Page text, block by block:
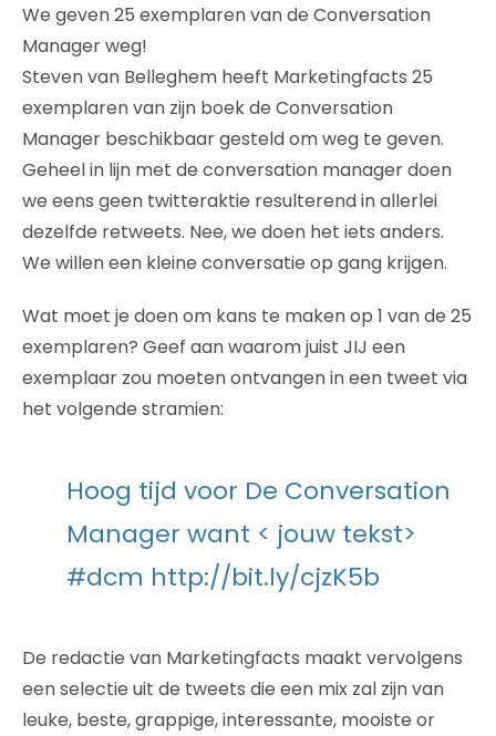
We geven 25 exemplaren van de Conversation
Manager weg!
Steven van Belleghem heeft Marketingfacts 25
exemplaren van zijn boek de Conversation
Manager beschikbaar gesteld om weg te geven.
Geheel in lijn met de conversation manager doen
we eens geen twitteraktie resulterend in allerlei
dezelfde retweets. Nee, we doen het iets anders.
We willen een kleine conversatie op gang krijgen.
Wat moet je doen om kans te maken op 1 van de 25
exemplaren? Geef aan waarom juist JIJ een
exemplaar zou moeten ontvangen in een tweet via
het volgende stramien:
Hoog tijd voor De Conversation
Manager want < jouw tekst>
#dcm http://bit.ly/cjzK5b
De redactie van Marketingfacts maakt vervolgens
een selectie uit de tweets die een mix zal zijn van
leuke, beste, grappige, interessante, mooiste or